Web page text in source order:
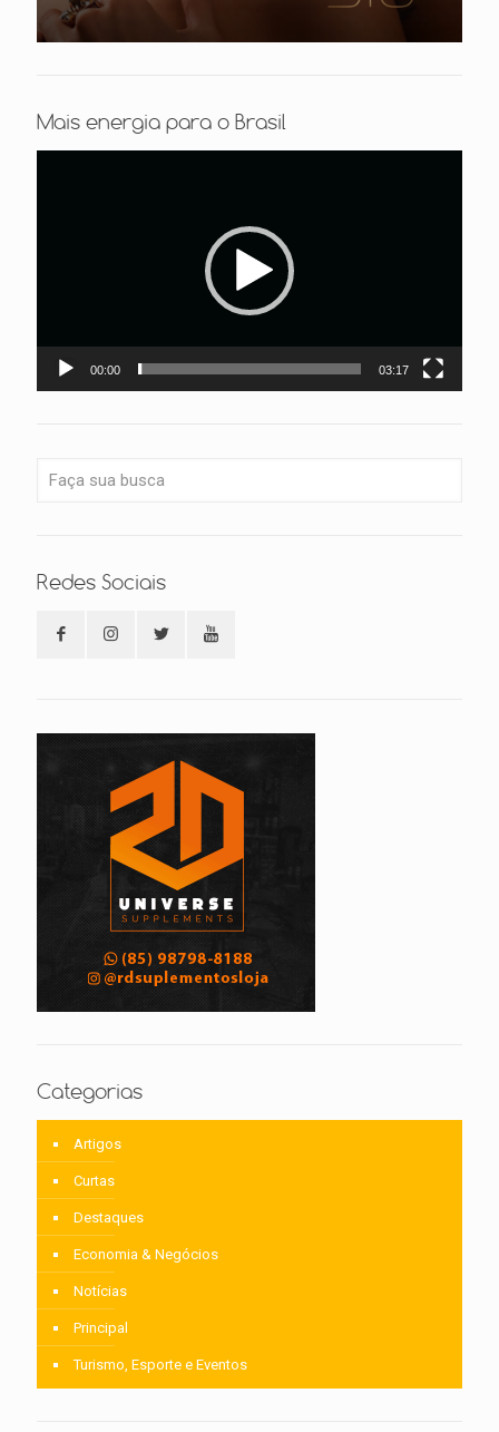
Mais energia para o Brasil
00:00 03:17
Redes Sociais
Categorias
Artigos
Curtas
Destaques
Economia & Negócios
Notícias
Principal
Turismo, Esporte e Eventos